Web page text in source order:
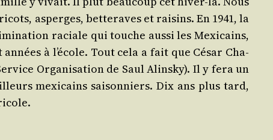
asperges, bet­te­raves et rai­sins. En 1941, la
raciale qui touche aus­si les Mexi­cains,
à l’école. Tout cela a fait que César Cha­
Or­ganisation de Saul Alins­ky). Il y fera un
mexi­cains sai­son­niers. Dix ans plus tard,